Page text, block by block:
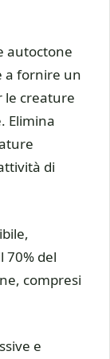
autoctone
a fornire un
le creature
Elimina
di
70% del
compresi
e